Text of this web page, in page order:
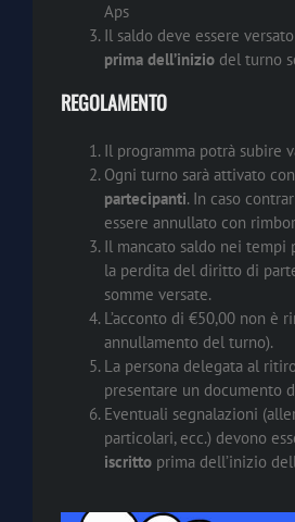
Aps
Il saldo deve essere versato
prima dell’inizio del turno
REGOLAMENTO
Il programma potrà subire
Ogni turno sarà attivato
partecipanti. In caso
essere annullato con
Il mancato saldo nei tempi
la perdita del diritto di
somme versate.
L’acconto di €50,00 non è
annullamento del turno).
La persona delegata al
presentare un documento
Eventuali segnalazioni
particolari, ecc.) devono
iscritto prima dell’inizio